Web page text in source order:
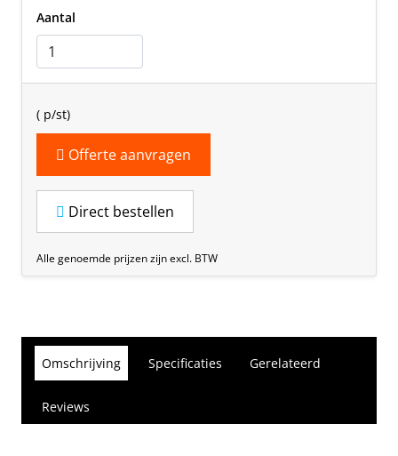
Aantal
( p/st)
Offerte aanvragen
Direct bestellen
Alle genoemde prijzen zijn excl. BTW
Omschrijving Specificaties Gerelateerd
Reviews